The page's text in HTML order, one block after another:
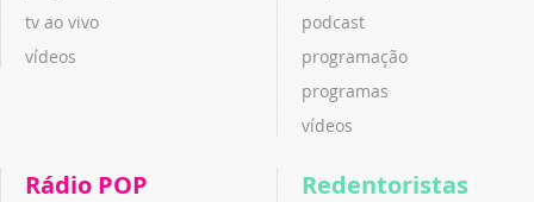
tv ao vivo
vídeos
podcast
programação
programas
vídeos
Rádio POP Redentoristas